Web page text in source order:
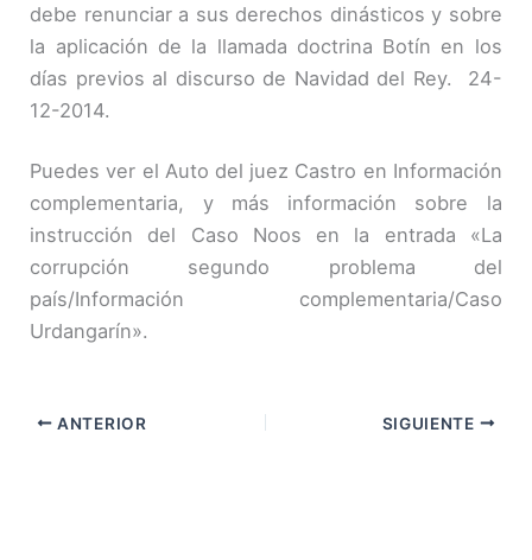
debe renunciar a sus derechos dinásticos y sobre
la aplicación de la llamada doctrina Botín en los
días previos al discurso de Navidad del Rey. 24-
12-2014.
Puedes ver el Auto del juez Castro en Información
complementaria, y más información sobre la
instrucción del Caso Noos en la entrada «La
corrupción segundo problema del
país/Información complementaria/Caso
Urdangarín».
ANTERIOR SIGUIENTE